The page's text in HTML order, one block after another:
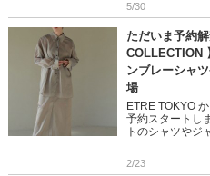
5/30
ただいま予約
COLLECTION
ンブレーシャ
場
ETRE TOKYO
予約スタートし
トのシャツやジ
ET […]
2/23